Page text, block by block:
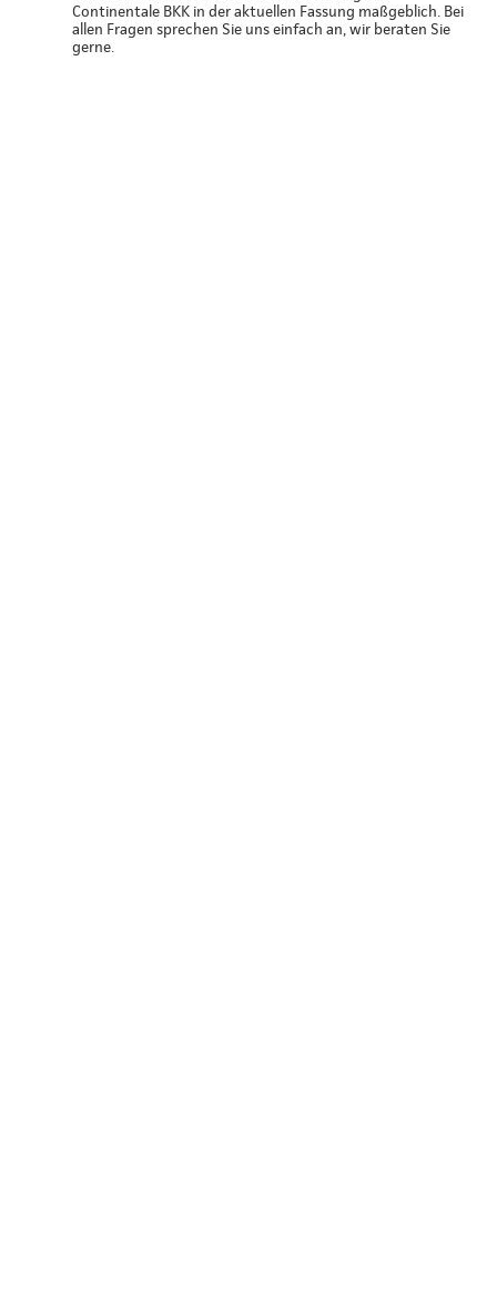
Continentale BKK in der aktuellen Fassung maßgeblich. Bei
allen Fragen sprechen Sie uns einfach an, wir beraten Sie
gerne.